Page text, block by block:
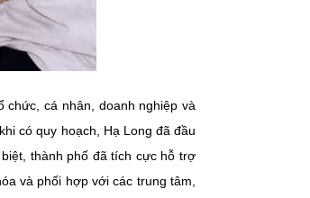
chức, cá nhân, doanh nghiệp và
có quy hoạch, Hạ Long đã đầu
thành phố đã tích cực hỗ trợ
và phối hợp với các trung tâm,